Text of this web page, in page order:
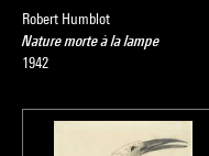
Robert Humblot
Nature morte à la lampe
1942